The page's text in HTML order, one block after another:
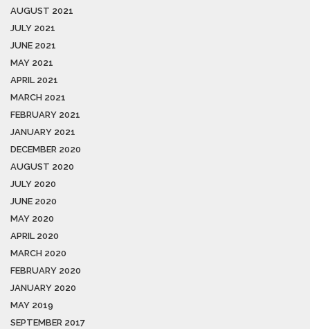
AUGUST 2021
JULY 2021
JUNE 2021
MAY 2021
APRIL 2021
MARCH 2021
FEBRUARY 2021
JANUARY 2021
DECEMBER 2020
AUGUST 2020
JULY 2020
JUNE 2020
MAY 2020
APRIL 2020
MARCH 2020
FEBRUARY 2020
JANUARY 2020
MAY 2019
SEPTEMBER 2017